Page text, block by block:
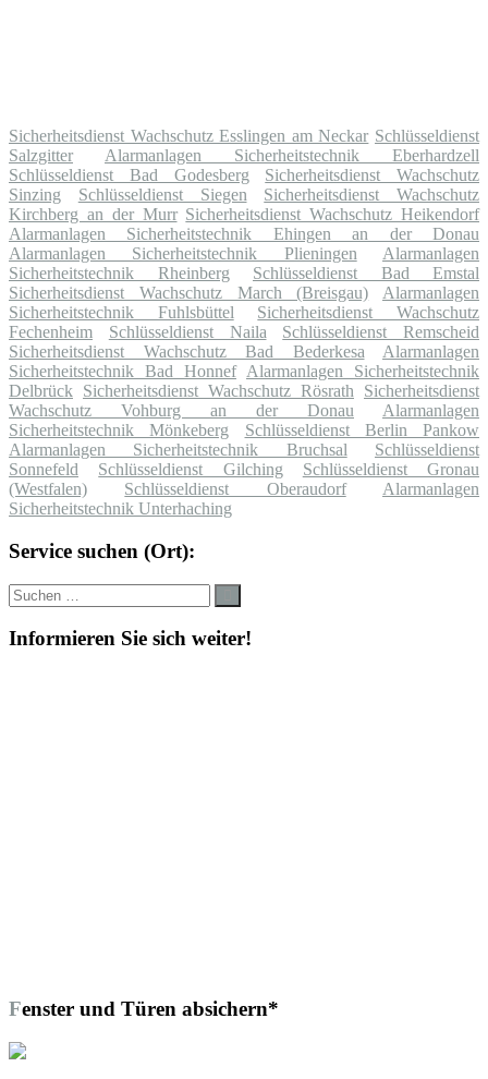
Sicherheitsdienst Wachschutz Esslingen am Neckar Schlüsseldienst
Salzgitter
Alarmanlagen Sicherheitstechnik Eberhardzell
Schlüsseldienst Bad Godesberg
Sicherheitsdienst Wachschutz
Sinzing
Schlüsseldienst Siegen
Sicherheitsdienst Wachschutz
Kirchberg an der Murr Sicherheitsdienst Wachschutz Heikendorf
Alarmanlagen Sicherheitstechnik Ehingen an der Donau
Alarmanlagen Sicherheitstechnik Plieningen
Alarmanlagen
Sicherheitstechnik Rheinberg
Schlüsseldienst Bad Emstal
Sicherheitsdienst Wachschutz March (Breisgau)
Alarmanlagen
Sicherheitstechnik Fuhlsbüttel
Sicherheitsdienst Wachschutz
Fechenheim
Schlüsseldienst Naila
Schlüsseldienst Remscheid
Sicherheitsdienst Wachschutz Bad Bederkesa
Alarmanlagen
Sicherheitstechnik Bad Honnef Alarmanlagen Sicherheitstechnik
Delbrück Sicherheitsdienst Wachschutz Rösrath
Sicherheitsdienst
Wachschutz Vohburg an der Donau
Alarmanlagen
Sicherheitstechnik Mönkeberg
Schlüsseldienst Berlin Pankow
Alarmanlagen Sicherheitstechnik Bruchsal
Schlüsseldienst
Sonnefeld
Schlüsseldienst Gilching
Schlüsseldienst Gronau
(Westfalen)
Schlüsseldienst Oberaudorf
Alarmanlagen
Sicherheitstechnik Unterhaching
Service suchen (Ort):
Suche
nach:
Informieren Sie sich weiter!
Fenster und Türen absichern*